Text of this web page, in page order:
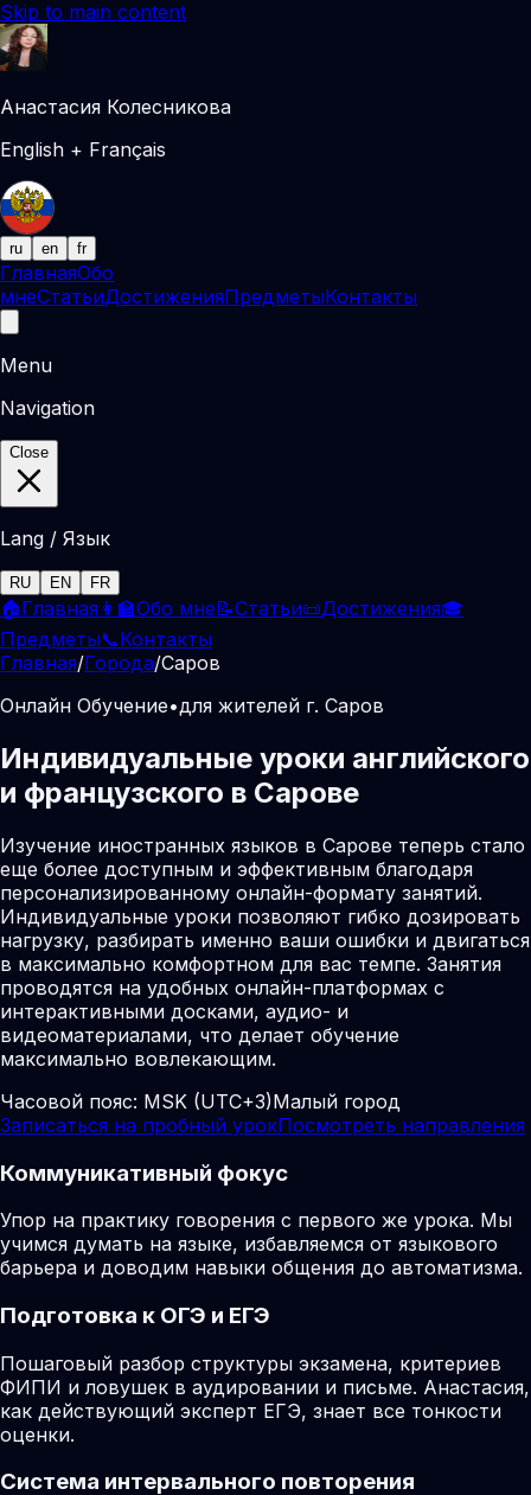
Skip to main content
Анастасия Колесникова
English + Français
ru en fr
ГлавнаяОбо
мнеСтатьиДостиженияПредметыКонтакты
Menu
Navigation
Close
Lang / Язык
RU EN FR
🏠Главная 👩‍🏫Обо мне📝Статьи📜Достижения🎓
Предметы📞Контакты
Главная/Города/Саров
Онлайн Обучение•для жителей г. Саров
Индивидуальные уроки английского
и французского в Сарове
Изучение иностранных языков в Сарове теперь стало
еще более доступным и эффективным благодаря
персонализированному онлайн-формату занятий.
Индивидуальные уроки позволяют гибко дозировать
нагрузку, разбирать именно ваши ошибки и двигаться
в максимально комфортном для вас темпе. Занятия
проводятся на удобных онлайн-платформах с
интерактивными досками, аудио- и
видеоматериалами, что делает обучение
максимально вовлекающим.
Часовой пояс: MSK (UTC+3)Малый город
Записаться на пробный урокПосмотреть направления
Коммуникативный фокус
Упор на практику говорения с первого же урока. Мы
учимся думать на языке, избавляемся от языкового
барьера и доводим навыки общения до автоматизма.
Подготовка к ОГЭ и ЕГЭ
Пошаговый разбор структуры экзамена, критериев
ФИПИ и ловушек в аудировании и письме. Анастасия,
как действующий эксперт ЕГЭ, знает все тонкости
оценки.
Система интервального повторения